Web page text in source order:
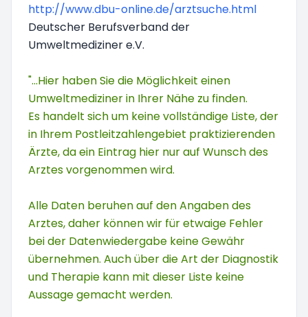
http://www.dbu-online.de/arztsuche.html
Deutscher Berufsverband der
Umweltmediziner e.V.
"...Hier haben Sie die Möglichkeit einen
Umweltmediziner in Ihrer Nähe zu finden.
Es handelt sich um keine vollständige Liste, der
in Ihrem Postleitzahlengebiet praktizierenden
Ärzte, da ein Eintrag hier nur auf Wunsch des
Arztes vorgenommen wird.
Alle Daten beruhen auf den Angaben des
Arztes, daher können wir für etwaige Fehler
bei der Datenwiedergabe keine Gewähr
übernehmen. Auch über die Art der Diagnostik
und Therapie kann mit dieser Liste keine
Aussage gemacht werden.